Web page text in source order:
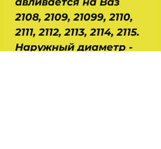
2108, 2109, 21099, 2110,
2111, 2112, 2113, 2114, 2115.
Наружный диаметр -